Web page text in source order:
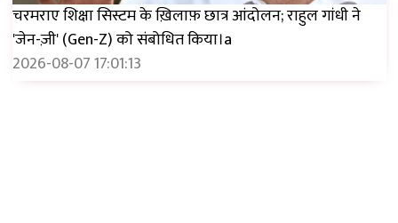
चरमराए शिक्षा सिस्टम के ख़िलाफ़ छात्र आंदोलन; राहुल गांधी ने
'जेन-ज़ी' (Gen-Z) को संबोधित किया।a
2026-08-07 17:01:13